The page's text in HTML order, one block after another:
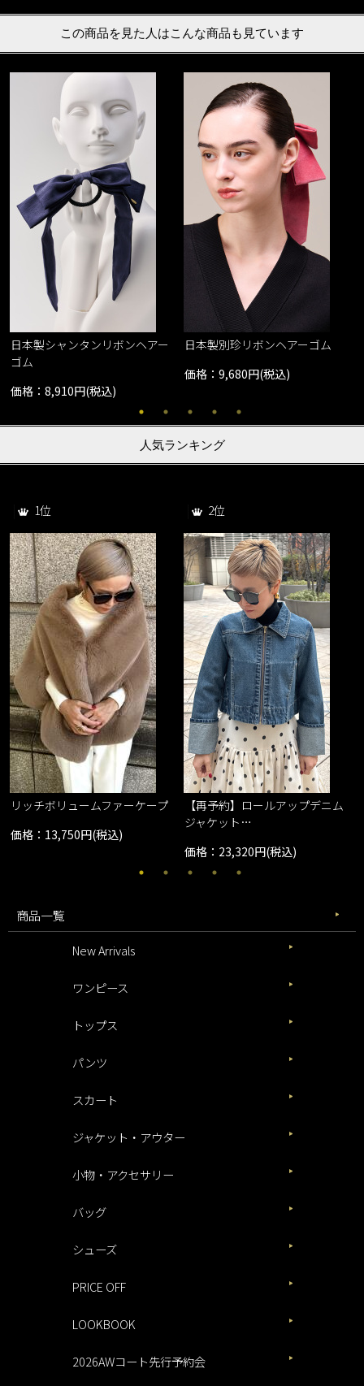
この商品を見た人はこんな商品も見ています
日本製シャンタンリボンヘアー
ゴム
価格：8,910円(税込)
日本製別珍リボンヘアーゴム
価格：9,680円(税込)
人気ランキング
1位
リッチボリュームファーケープ
価格：13,750円(税込)
2位
【再予約】ロールアップデニム
ジャケット…
価格：23,320円(税込)
商品一覧
New Arrivals
ワンピース
トップス
パンツ
スカート
ジャケット・アウター
小物・アクセサリー
バッグ
シューズ
PRICE OFF
LOOKBOOK
2026AWコート先行予約会